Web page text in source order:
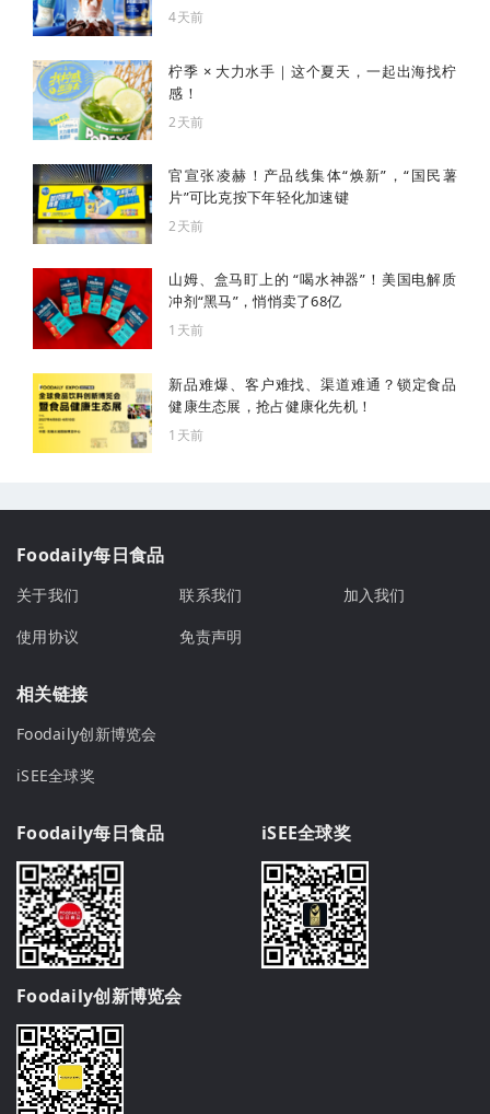
4天前
柠季 × 大力水手｜这个夏天，一起出海找柠
感！
2天前
官宣张凌赫！产品线集体“焕新”，“国民薯
片”可比克按下年轻化加速键
2天前
山姆、盒马盯上的 “喝水神器”！美国电解质
冲剂“黑马”，悄悄卖了68亿
1天前
新品难爆、客户难找、渠道难通？锁定食品
健康生态展，抢占健康化先机！
1天前
Foodaily每日食品
关于我们 联系我们
加入我们
使用协议
免责声明
相关链接
Foodaily创新博览会
iSEE全球奖
Foodaily每日食品 iSEE全球奖
Foodaily创新博览会